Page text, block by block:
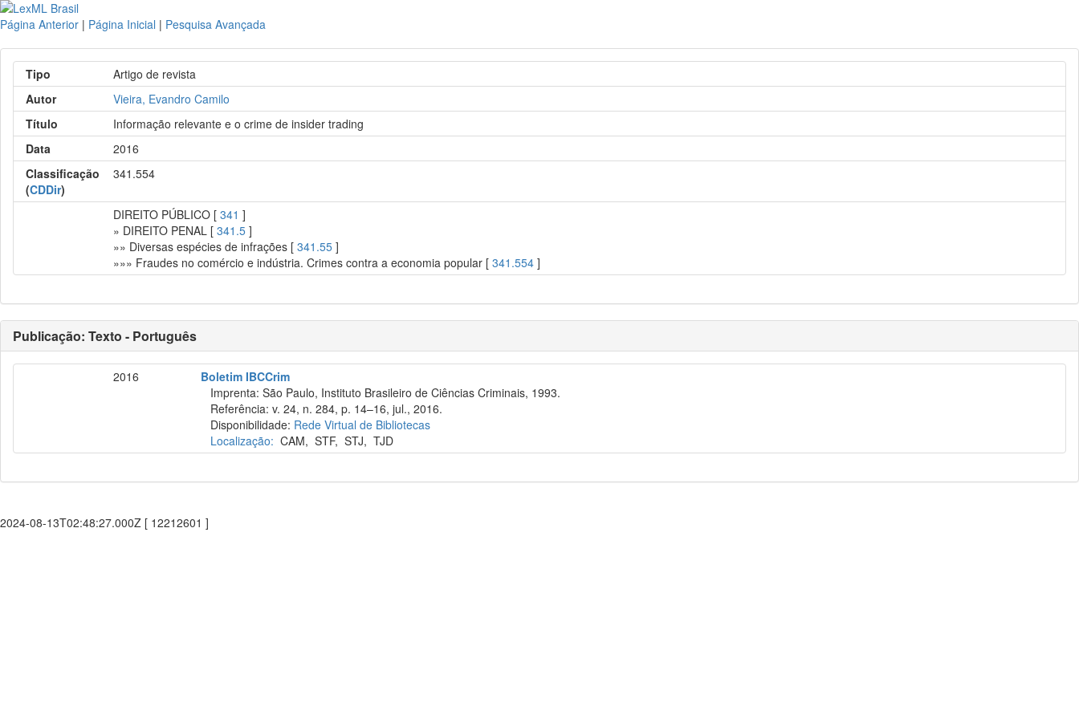
Página Anterior | Página Inicial | Pesquisa Avançada
Tipo
Artigo de revista
Autor
Vieira, Evandro Camilo
Título
Informação relevante e o crime de insider trading
Data
2016
Classificação
(CDDir)
341.554
DIREITO PÚBLICO [341 ]
» DIREITO PENAL [341.5 ]
»» Diversas espécies de infrações [341.55 ]
»»» Fraudes no comércio e indústria. Crimes contra a economia popular [341.554 ]
Publicação: Texto - Português
2016
Boletim IBCCrim
Imprenta: São Paulo, Instituto Brasileiro de Ciências Criminais, 1993.
Referência: v. 24, n. 284, p. 14–16, jul., 2016.
Disponibilidade: Rede Virtual de Bibliotecas
Localização: CAM,STF,STJ,TJD
2024-08-13T02:48:27.000Z [ 12212601 ]